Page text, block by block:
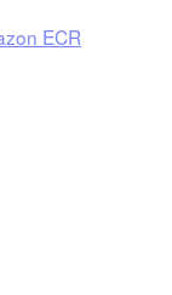
ECR